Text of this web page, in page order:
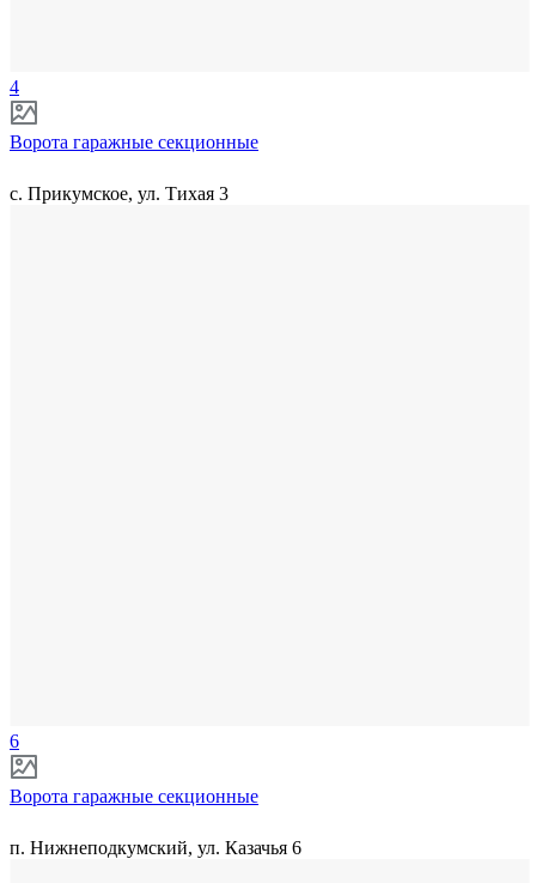
4
Ворота гаражные секционные
с. Прикумское, ул. Тихая 3
6
Ворота гаражные секционные
п. Нижнеподкумский, ул. Казачья 6